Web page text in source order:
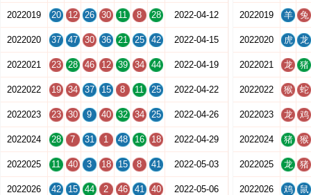
2022019 20 12 26 30 11 8 28 2022-04-12
2022020 37 47 30 36 21 25 42 2022-04-15
2022021 23 28 46 12 39 34 44 2022-04-19
2022022 19 34 37 15 8 11 25 2022-04-22
2022023 23 30 9 40 32 34 25 2022-04-26
2022024 28 7 31 1 48 16 18 2022-04-29
2022025 11 40 3 18 15 8 41 2022-05-03
2022026 42 15 44 2 46 41 40 2022-05-06
2022019 羊 兔
2022020 虎 龙
2022021 龙 猪
2022022 猴 蛇
2022023 龙 鸡
2022024 猪 猴
2022025 龙 猪
2022026 鸡 鼠